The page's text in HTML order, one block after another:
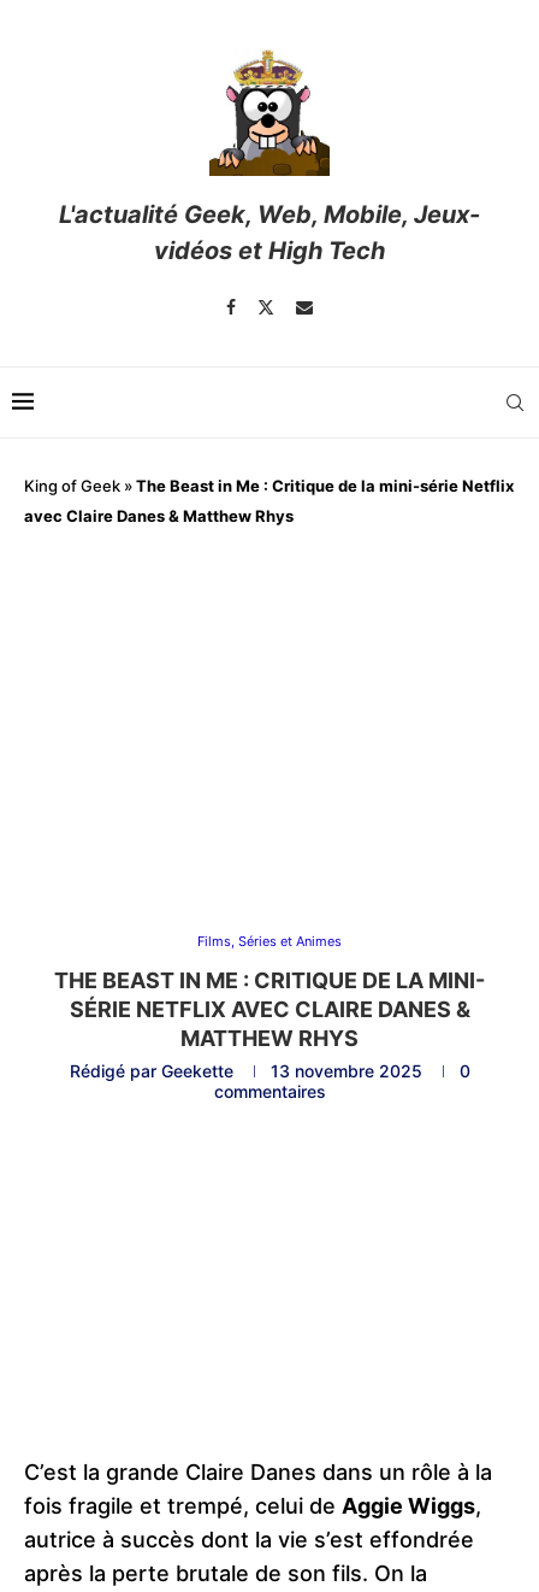
L'actualité Geek, Web, Mobile, Jeux-
vidéos et High Tech
King of Geek »The Beast in Me : Critique de la mini-série Netflix
avec Claire Danes & Matthew Rhys
Films, Séries et Animes
THE BEAST IN ME : CRITIQUE DE LA MINI-
SÉRIE NETFLIX AVEC CLAIRE DANES &
MATTHEW RHYS
Rédigé par Geekette 13 novembre 2025
0
commentaires
C’est la grande Claire Danes dans un rôle à la
fois fragile et trempé, celui de Aggie Wiggs,
autrice à succès dont la vie s’est effondrée
après la perte brutale de son fils. On la